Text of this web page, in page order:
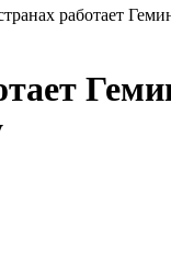
работает